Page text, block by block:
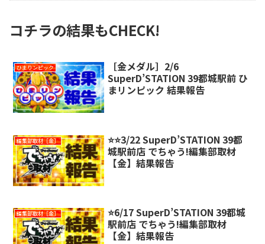
コチラの結果もCHECK!
ひまりンピック
［金メダル］2/6
SuperD’STATION 39都城駅前 ひ
まリンピック 結果報告
編集部取材［金］
⭐️⭐️3/22 SuperD’STATION 39都
城駅前店 でちゃう!編集部取材
【金】結果報告
編集部取材［金］
⭐️6/17 SuperD’STATION 39都城
駅前店 でちゃう!編集部取材
【金】結果報告